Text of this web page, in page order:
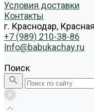
Условия доставки
Контакты
г. Краснодар,
+7 (989) 210-38-86
Info@babukachay.ru
Поиск